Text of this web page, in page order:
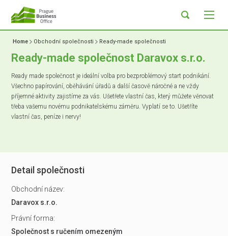
Home Obchodní společnosti Ready-made společnosti
Ready-made společnost Daravox s.r.o.
Ready made společnost je ideální volba pro bezproblémový start podnikání.
Všechno papírování, oběhávání úřadů a další časově náročné a ne vždy
příjemné aktivity zajistíme za vás. Ušetřete vlastní čas, který můžete věnovat
třeba vašemu novému podnikatelskému záměru. Vyplatí se to. Ušetříte
vlastní čas, peníze i nervy!
Detail společnosti
Obchodní název:
Daravox s.r.o.
Právní forma:
Společnost s ručením omezeným